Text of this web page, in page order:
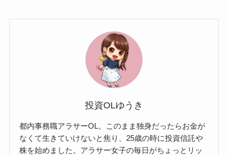
投資OLゆうき
都内事務職アラサーOL。このまま独身だったらお金が
なくて生きていけないと焦り、25歳の時に投資信託や
株を始めました。アラサー女子の毎日がちょっとリッ